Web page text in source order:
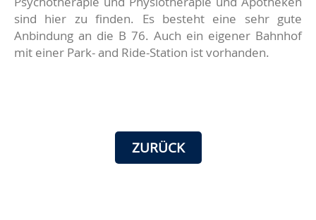
sind hier zu finden. Es besteht eine sehr gute
Anbindung an die B 76. Auch ein eigener Bahnhof
mit einer Park- and Ride-Station ist vorhanden.
ZURÜCK